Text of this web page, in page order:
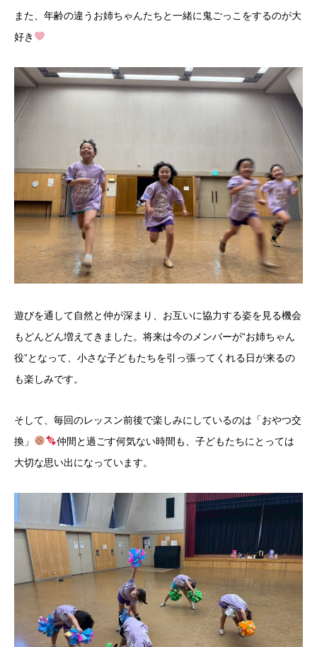
また、年齢の違うお姉ちゃんたちと一緒に鬼ごっこをするのが大
好き
遊びを通して自然と仲が深まり、お互いに協力する姿を見る機会
もどんどん増えてきました。将来は今のメンバーが“お姉ちゃん
役”となって、小さな子どもたちを引っ張ってくれる日が来るの
も楽しみです。
そして、毎回のレッスン前後で楽しみにしているのは「おやつ交
換」
仲間と過ごす何気ない時間も、子どもたちにとっては
大切な思い出になっています。